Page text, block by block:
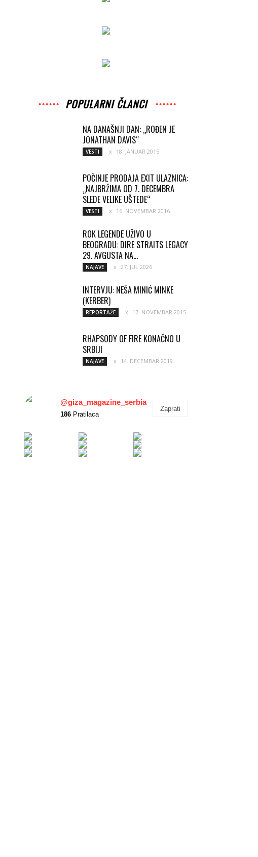
POPULARNI ČLANCI
NA DANAŠNJI DAN: „ROĐEN JE
JONATHAN DAVIS“
VESTI 18. JANUAR 2015.
POČINJE PRODAJA EXIT ULAZNICA:
„NAJBRŽIMA OD 7. DECEMBRA
SLEDE VELIKE UŠTEDE“
VESTI 16. NOVEMBAR 2016.
ROK LEGENDE UŽIVO U
BEOGRADU: DIRE STRAITS LEGACY
29. AVGUSTA NA...
NAJAVE 27. JUL 2026.
INTERVJU: NEŠA MINIĆ MINKE
(KERBER)
REPORTAŽE 17. NOVEMBAR 2015.
RHAPSODY OF FIRE KONAČNO U
SRBIJI
NAJAVE 14. DECEMBAR 2019.
@giza_magazine_serbia
186 Pratilaca
Zaprati